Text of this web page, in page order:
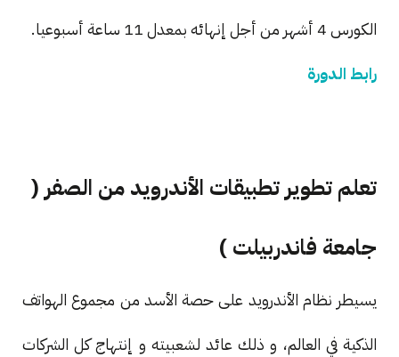
الكورس 4 أشهر من أجل إنهائه بمعدل 11 ساعة أسبوعيا.
رابط الدورة
تعلم تطوير تطبيقات الأندرويد من الصفر (
جامعة فاندربيلت )
يسيطر نظام الأندرويد على حصة الأسد من مجموع الهواتف
الذكية في العالم، و ذلك عائد لشعبيته و إنتهاج كل الشركات